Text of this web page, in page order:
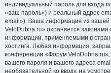
индивидуальный пароль для входа
«ваш пароль») и реальный адрес
email»). Ваша информация из вашей
VeloDubna.ru» охраняется
информации, применяемыми в
хостинга. Любая информация,
конференции «Форум
вашего пароля и вашего адреса
необязательной ко вводу, на